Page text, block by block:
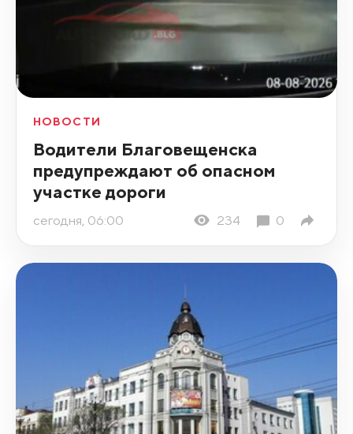
НОВОСТИ
Водители Благовещенска
предупреждают об опасном
участке дороги
сегодня, 06:00 234 0